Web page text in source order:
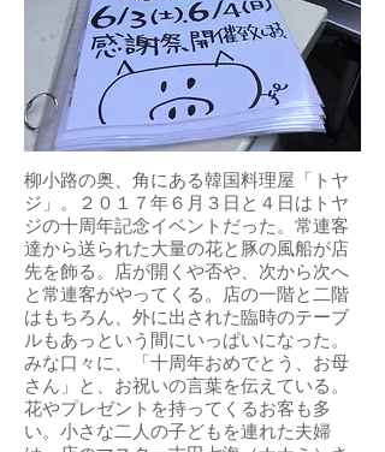
柳小路の奥、角にある韓国料理屋「トヤ
ジ」。２０１７年６月３日と４日はトヤ
ジの十周年記念イベントだった。常連客
達から送られた大量の花と豚の風船が店
先を飾る。店が開くや否や、次から次へ
と常連客がやってくる。店の一階と二階
はもちろん、外に出された臨時のテーブ
ルもあっという間にいっぱいになった。
みな口々に、「十周年おめでとう、お母
さん」と、お祝いの言葉を伝えている。
花やプレゼントを持ってくるお客も多
い。小さな二人の子どもを連れた夫婦